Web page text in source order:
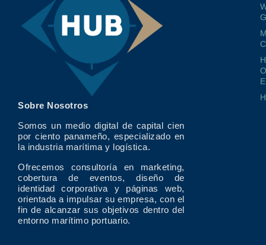
Sobre Nosotros
Somos un medio digital de capital cien
por ciento panameño, especializado en
la industria marítima y logística.
Ofrecemos consultoría en marketing,
cobertura de eventos, diseño de
identidad corporativa y páginas web,
orientada a impulsar su empresa, con el
fin de alcanzar sus objetivos dentro del
entorno marítimo portuario.